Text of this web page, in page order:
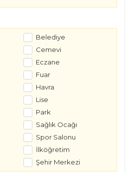
Belediye
Cemevi
Eczane
Fuar
Havra
Lise
Park
Sağlık Ocağı
Spor Salonu
İlköğretim
Şehir Merkezi